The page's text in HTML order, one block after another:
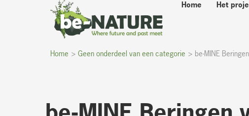
Home Het
Home Geen onderdeel van een categorie be-MINE